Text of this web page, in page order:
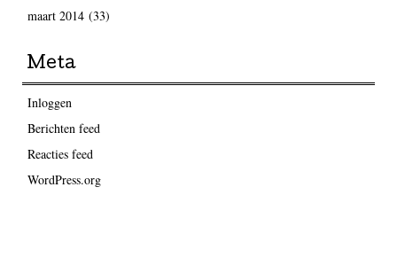
maart 2014(33)
Meta
Inloggen
Berichten feed
Reacties feed
WordPress.org